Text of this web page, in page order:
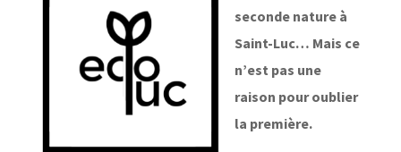
seconde nature à
Saint-Luc… Mais ce
n’est pas une
raison pour oublier
la première.